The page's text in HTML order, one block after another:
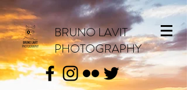
BRUNO LAVIT
PHOTOGRAPHY